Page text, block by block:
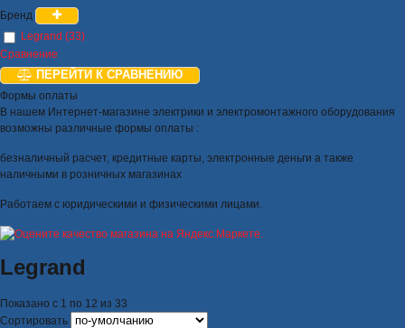
Бренд
Legrand (33)
Сравнение
ПЕРЕЙТИ К СРАВНЕНИЮ
Формы оплаты
В нашем Интернет-магазине электрики и электромонтажного оборудования
возможны различные формы оплаты :
безналичный расчет, кредитные карты, электронные деньги а также
наличными в розничных магазинах
Работаем с юридическими и физическими лицами.
Legrand
Показано с 1 по 12 из 33
Сортировать